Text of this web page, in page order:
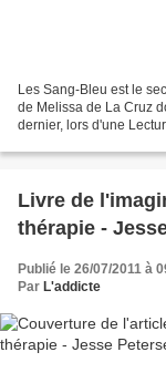
Les Sang-Bleu est le
de Melissa de La Cruz
dernier, lors d'une
Livre de
thérapie -
Publié le 26/07/2011 à
Par L'addicte